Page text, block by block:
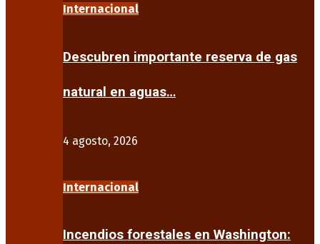
Internacional
Descubren importante reserva de gas
natural en aguas…
4 agosto, 2026
Internacional
Incendios forestales en Washington: